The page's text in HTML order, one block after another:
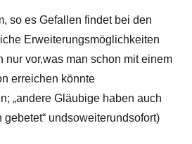
so es Gefallen findet bei den
Erweiterungsmöglichkeiten
nur vor,was man schon mit einem
erreichen könnte
„andere Gläubige haben auch
undsoweiterundsofort)